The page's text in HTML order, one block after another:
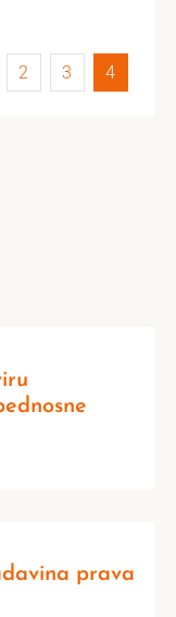
2 3 4
prava